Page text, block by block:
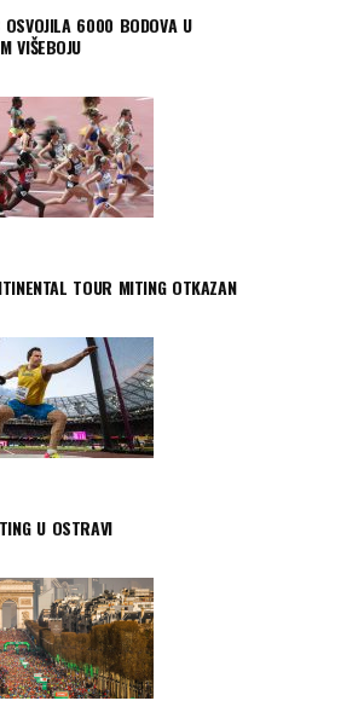
OSVOJILA 6000 BODOVA U
VIŠEBOJU
TOUR MITING OTKAZAN
U OSTRAVI